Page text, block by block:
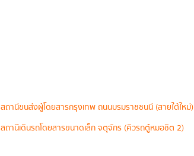
สถานีขนส่งผู้โดยสารกรุงเทพ ถนนบรมราชชนนี (สายใต้ใหม่)
สถานีเดินรถโดยสารขนาดเล็ก จตุจักร (คิวรถตู้หมอชิต 2)